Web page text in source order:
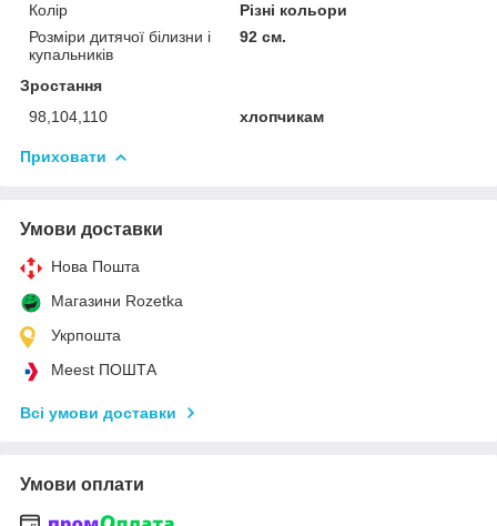
Колір
Різні кольори
Розміри дитячої білизни і
купальників
92 см.
Зростання
98,104,110
хлопчикам
Приховати
Умови доставки
Нова Пошта
Магазини Rozetka
Укрпошта
Meest ПОШТА
Всі умови доставки
Умови оплати